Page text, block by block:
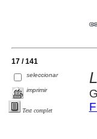
17 / 141
seleccionar
imprimir
Text complet